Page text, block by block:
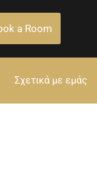
a Room
Σχετικά με εμάς